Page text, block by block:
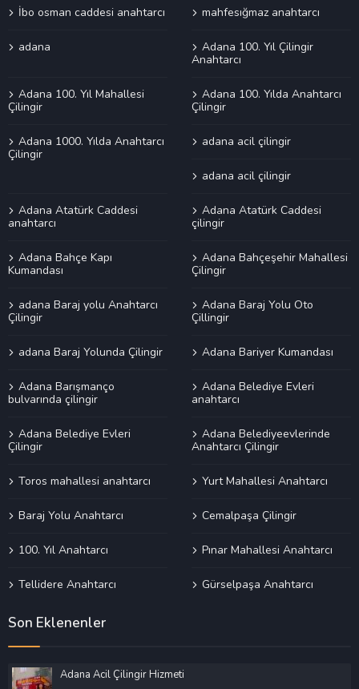
İbo osman caddesi anahtarcı mahfesığmaz anahtarcı
adana
Adana 100. Yıl Çilingir
Anahtarcı
Adana 100. Yıl Mahallesi
Çilingir
Adana 100. Yılda Anahtarcı
Çilingir
Adana 1000. Yılda Anahtarcı
Çilingir
adana acil çilingir
adana acil çilingir
Adana Atatürk Caddesi
anahtarcı
Adana Atatürk Caddesi
çilingir
Adana Bahçe Kapı
Kumandası
Adana Bahçeşehir Mahallesi
Çilingir
adana Baraj yolu Anahtarcı
Çilingir
Adana Baraj Yolu Oto
Çillingir
adana Baraj Yolunda Çilingir Adana Bariyer Kumandası
Adana Barışmanço
bulvarında çilingir
Adana Belediye Evleri
anahtarcı
Adana Belediye Evleri
Çilingir
Adana Belediyeevlerinde
Anahtarcı Çilingir
Toros mahallesi anahtarcı Yurt Mahallesi Anahtarcı
Baraj Yolu Anahtarcı Cemalpaşa Çilingir
100. Yıl Anahtarcı Pınar Mahallesi Anahtarcı
Tellidere Anahtarcı Gürselpaşa Anahtarcı
Son Eklenenler
Adana Acil Çilingir Hizmeti